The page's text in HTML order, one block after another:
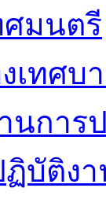
ศมนตรี
เทศบ
นการ
ฏิบัติง